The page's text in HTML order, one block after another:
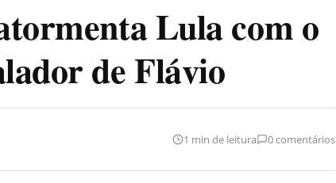
Lula com o
de Flávio
1 min de leitura 0 comentários